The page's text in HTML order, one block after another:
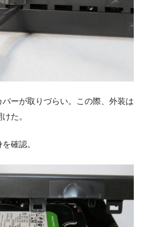
ーが取りづらい。この際、外装は
た。
確認。